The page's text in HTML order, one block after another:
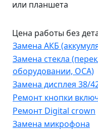
или планшета
Цена работы без
Замена АКБ
Замена стекла
оборудовании, OCA)
Замена дисплея 38/
Ремонт кнопки
Ремонт Digital crown
Замена микрофона